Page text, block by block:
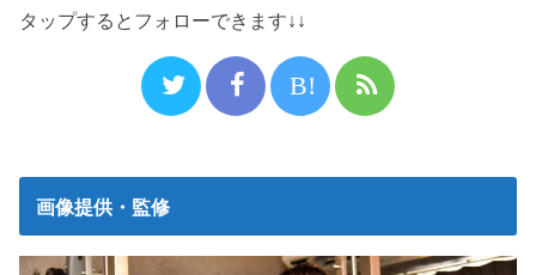
タップするとフォローできます↓↓
B!
画像提供・監修